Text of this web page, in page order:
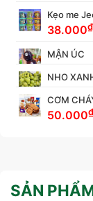
Kẹo me
38.000₫
MẬN ÚC
NHO
CƠM
50.000₫
SẢN